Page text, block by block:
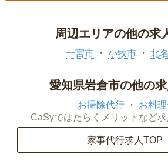
周辺エリアの他の求
一宮市 小牧市 北
愛知県岩倉市の他の
お掃除代行
お料
CaSyではたらくメリットなど
家事代行求人TOP